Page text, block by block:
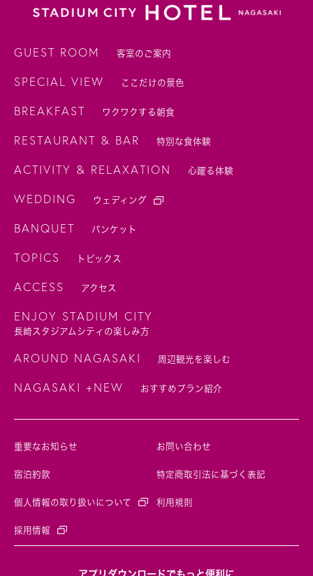
GUEST ROOM 客室のご案内
SPECIAL VIEW ここだけの景色
BREAKFAST ワクワクする朝食
RESTAURANT & BAR 特別な食体験
ACTIVITY & RELAXATION 心躍る体験
WEDDING ウェディング
BANQUET バンケット
TOPICS トピックス
ACCESS アクセス
ENJOY STADIUM CITY
長崎スタジアムシティの楽しみ方
AROUND NAGASAKI 周辺観光を楽しむ
NAGASAKI +NEW おすすめプラン紹介
重要なお知らせ お問い合わせ
宿泊約款 特定商取引法に基づく表記
個人情報の取り扱いについて 利用規則
採用情報
アプリダウンロードでもっと便利に